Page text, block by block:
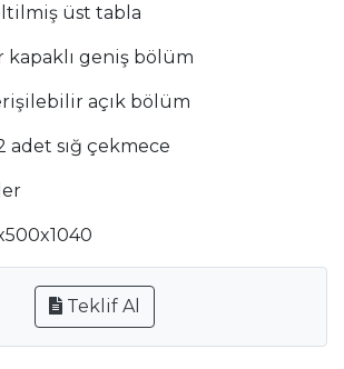
üst tabla
geniş bölüm
açık bölüm
adet sığ çekmece
Teklif Al